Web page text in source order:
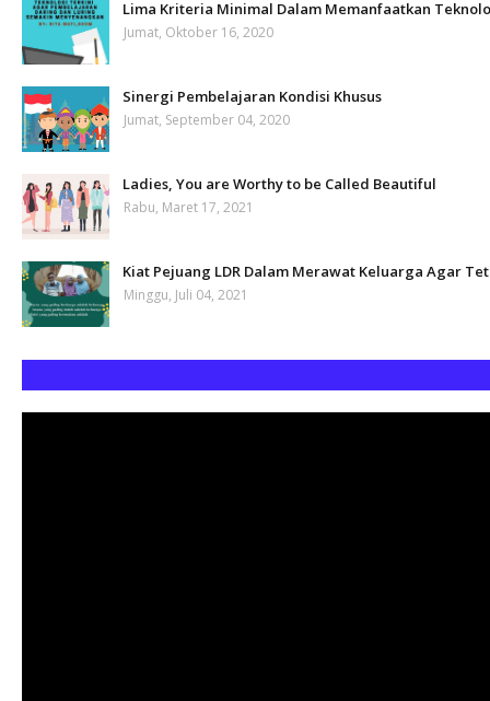
Lima Kriteria Minimal Dalam Memanfaatkan
Jumat, Oktober 16, 2020
Sinergi Pembelajaran Kondisi Khusus
Jumat, September 04, 2020
Ladies, You are Worthy to be Called Beautiful
Rabu, Maret 17, 2021
Kiat Pejuang LDR Dalam Merawat Keluarga Agar
Minggu, Juli 04, 2021